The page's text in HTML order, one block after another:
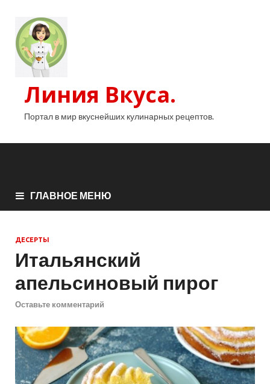
Линия Вкуса.
Портал в мир вкуснейших кулинарных рецептов.
ГЛАВНОЕ МЕНЮ
ДЕСЕРТЫ
Итальянский
апельсиновый пирог
Оставьте комментарий